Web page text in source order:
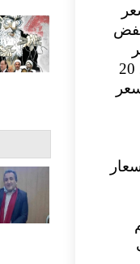
ان ينخفض
المخابز وعلى رأسها الهلاليات أو الكرواصون التي وصلت إلى حدود 20